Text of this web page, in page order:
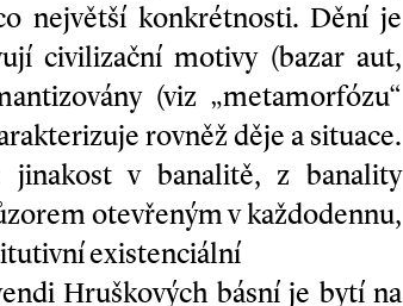
největší konkrétnosti. Dění je
civilizační motivy (bazar aut,
(viz „metamorfózu“
rovněž děje a situace.
jinakost v banalitě, z banality
otevřeným v každodennu,
existenciální
Hruškových básní je bytí na